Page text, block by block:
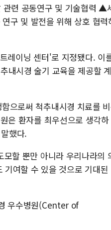
LG전자, IFA
'SSD 프리미엄
李대통령 "기
오세훈 "서민
온코닉테라퓨
련 공동연구 및 기술협력 ▲
구 및 발전을 위해 상호 협력
레이닝 센터'로 지정됐다. 이
내시경 술기 교육을 제공할
으로써 척추내시경 치료를
은 환자를 최우선으로 생각하
했다.
할 뿐만 아니라 우리나라의
여할 수 있을 것으로 기대된
우수병원(Center of